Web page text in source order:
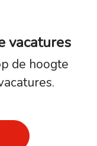
vacatures
de hoogte